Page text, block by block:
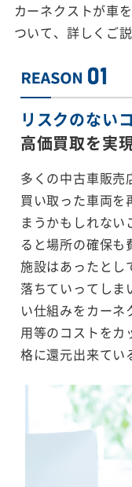
カーネクストが車
ついて、詳しくご
リスクのない
高価買取を実
多くの中古車販売
買い取った車両を
まうかもしれな
ると場所の確保も
施設はあったとし
落ちていってしま
い仕組みをカーネ
用等のコストをカ
格に還元出来てい